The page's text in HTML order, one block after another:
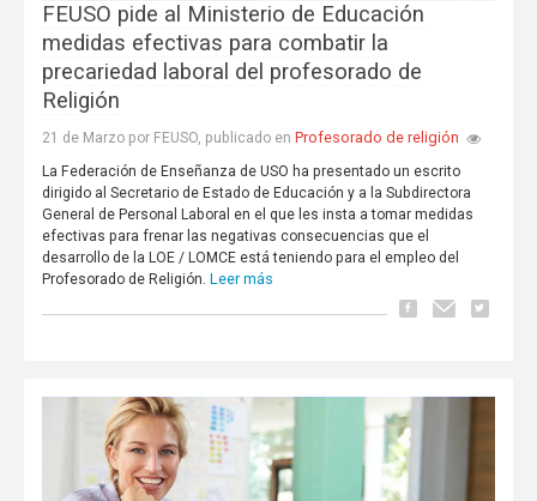
FEUSO pide al Ministerio de Educación
medidas efectivas para combatir la
precariedad laboral del profesorado de
Religión
21 de Marzo por FEUSO, publicado en Profesorado de religión
La Federación de Enseñanza de USO ha presentado un escrito
dirigido al Secretario de Estado de Educación y a la Subdirectora
General de Personal Laboral en el que les insta a tomar medidas
efectivas para frenar las negativas consecuencias que el
desarrollo de la LOE / LOMCE está teniendo para el empleo del
Profesorado de Religión. Leer más